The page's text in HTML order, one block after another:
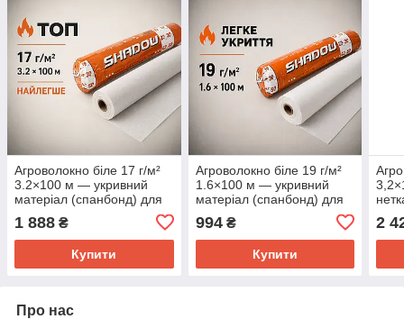
Агроволокно біле 17 г/м²
3.2×100 м — укривний
матеріал (спанбонд) для
захисту рослин від
заморозків
1 888 ₴
Купити
Агроволокно біле 19 г/м²
1.6×100 м — укривний
матеріал (спанбонд) для
захисту рослин від
заморозків
994₴
Купити
2
Про нас